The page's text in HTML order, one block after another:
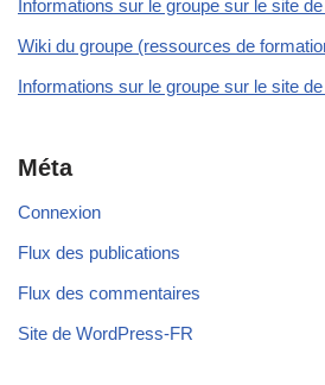
Informations sur le groupe sur le site de
Wiki du groupe (ressources de
Informations sur le groupe sur le site de
Méta
Connexion
Flux des publications
Flux des commentaires
Site de WordPress-FR